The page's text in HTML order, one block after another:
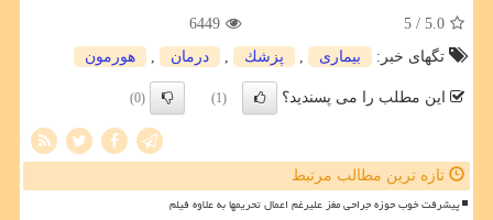
5.0
/ 5
6449
تگهای خبر:
بیماری پزشك درمان هورمون
این مطلب را می پسندید؟ (1)
(0)
تازه ترین مطالب مرتبط
پیشرفت خوب حوزه جراحی مغز علیرغم اعمال تحریمها به علاوه فیلم